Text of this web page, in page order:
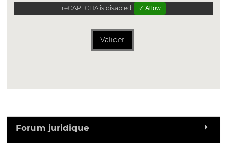
reCAPTCHA is disabled. ✓ Allow
Valider
Forum juridique